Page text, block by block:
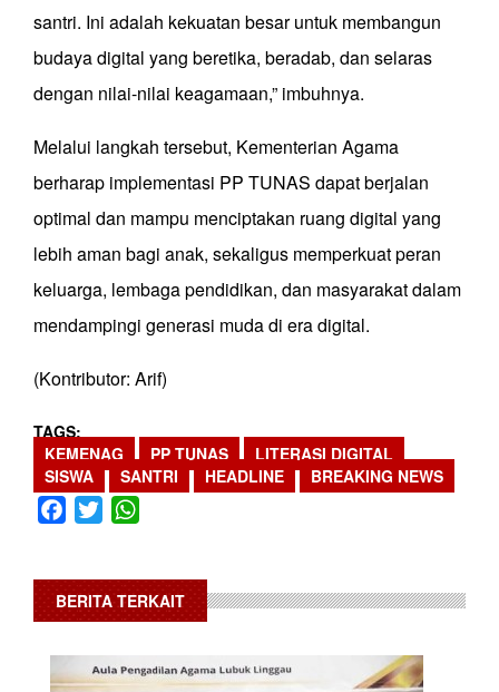
santri. Ini adalah kekuatan besar untuk membangun
budaya digital yang beretika, beradab, dan selaras
dengan nilai-nilai keagamaan,” imbuhnya.
Melalui langkah tersebut, Kementerian Agama
berharap implementasi PP TUNAS dapat berjalan
optimal dan mampu menciptakan ruang digital yang
lebih aman bagi anak, sekaligus memperkuat peran
keluarga, lembaga pendidikan, dan masyarakat dalam
mendampingi generasi muda di era digital.
(Kontributor: Arif)
TAGS
KEMENAG
PP TUNAS
LITERASI DIGITAL
SISWA
SANTRI HEADLINE BREAKING NEWS
Facebook
Twitter
BERITA TERKAIT